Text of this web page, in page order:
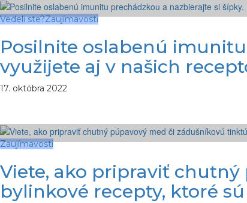
Vedeli ste?Zaujímavosti
Posilnite oslabenú
využijete aj v našich
17. októbra 2022
Zaujímavosti
Viete, ako pripraviť
bylinkové recepty, ktoré